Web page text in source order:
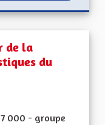
de la
du
000 - groupe